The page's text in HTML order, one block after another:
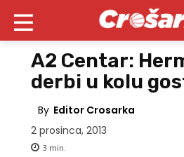
A2 Centar:
derbi u kolu
By Editor Crosarka
2 prosinca, 2013
3 min.